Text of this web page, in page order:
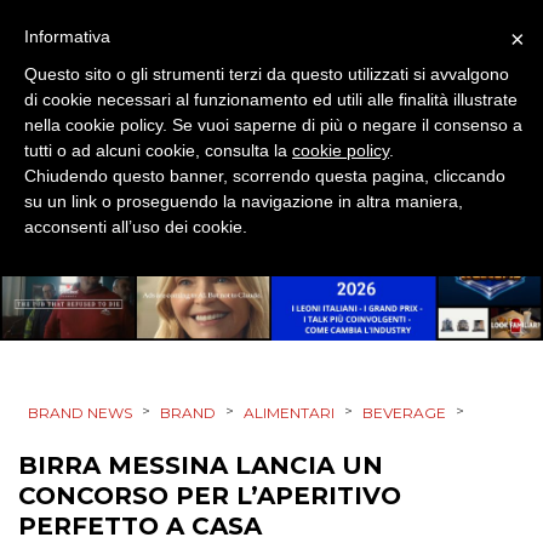
PRODOTTI
PUNTI VENDITA
CSR
EDITORIA
BRAND NEWS > BRAND > ALIMENTARI > BEVERAGE >
BIRRA MESSINA LANCIA UN
CONCORSO PER L’APERITIVO
PERFETTO A CASA
×
Informativa
Questo sito o gli strumenti terzi da questo utilizzati si avvalgono
di cookie necessari al funzionamento ed utili alle finalità illustrate
nella cookie policy. Se vuoi saperne di più o negare il consenso a
tutti o ad alcuni cookie, consulta la cookie policy.
Chiudendo questo banner, scorrendo questa pagina, cliccando
su un link o proseguendo la navigazione in altra maniera,
acconsenti all’uso dei cookie.